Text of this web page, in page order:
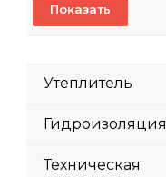
Утеплитель
Гидроизоляция
Техническая